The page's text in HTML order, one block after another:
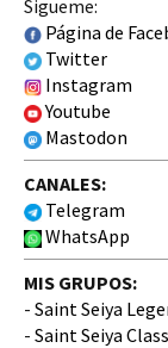
Sigueme:
Página de
Twitter
Instagram
Youtube
Mastodon
CANALES:
Telegram
WhatsApp
MIS GRUPOS:
- Saint Seiya
- Saint Seiya